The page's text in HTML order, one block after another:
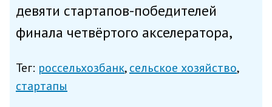
девяти стартапов-победителей
финала четвёртого акселератора,
«Сколково», сообщает РСХБ в
пятницу. Программа направлена на
Тег: россельхозбанк сельское хозяйство
стартапы